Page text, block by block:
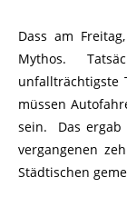
Dass am
Mythos.
unfallträchtigste
müssen
sein. Das ergab
vergangenen
Städtischen